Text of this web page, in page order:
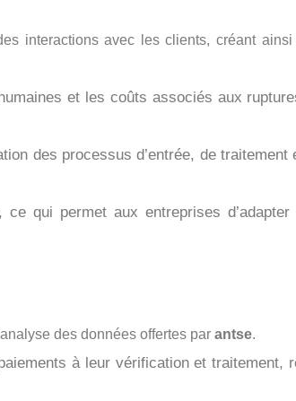
interactions avec les clients, créant
et les coûts associés aux
des processus d’entrée, de traitement
qui permet aux entreprises
des données offertes par antse.
à leur vérification et traitement,